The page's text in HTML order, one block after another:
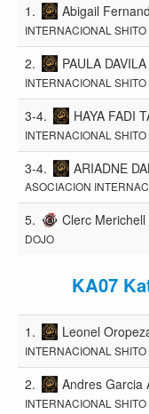
1. Abigail
INTERNACIONAL SHITO
2. PAULA
INTERNACIONAL SHITO
3-4. HAYA FADI
INTERNACIONAL SHITO
3-4. ARIADNE
ASOCIACION
5. Clerc
DOJO
KA07
1. Leonel
INTERNACIONAL SHITO
2. Andres Garcia
INTERNACIONAL SHITO